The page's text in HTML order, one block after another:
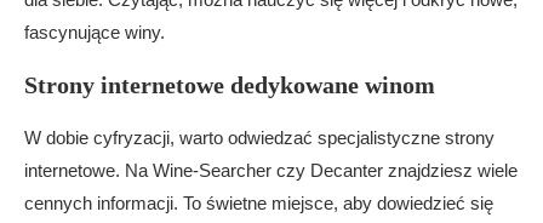
fascynujące winy.
Strony internetowe dedykowane winom
W dobie cyfryzacji, warto odwiedzać specjalistyczne strony
internetowe. Na Wine-Searcher czy Decanter znajdziesz wiele
cennych informacji. To świetne miejsce, aby dowiedzieć się